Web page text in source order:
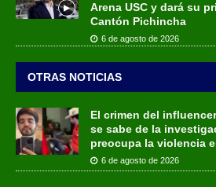
Arena USC y dará su
Cantón Pichincha
6 de agosto de 2026
OTRAS NOTICIAS
El crimen del
se sabe de la
preocupa la violencia
6 de agosto de 2026